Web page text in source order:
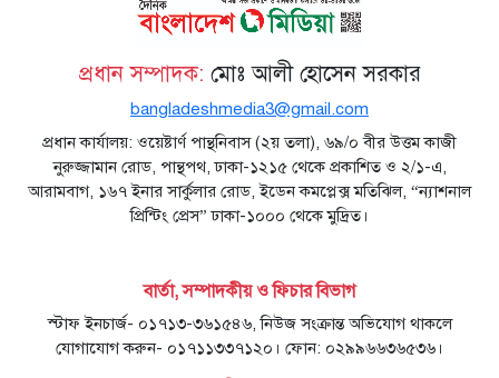
প্রধান সম্পাদক: মোঃ আলী হোসেন সরকার
bangladeshmedia3@gmail.com
প্রধান কার্যালয়: ওয়েষ্টার্ণ পান্থনিবাস (২য় তলা), ৬৯/০ বীর উত্তম কাজী
নুরুজ্জামান রোড, পান্থপথ, ঢাকা-১২১৫ থেকে প্রকাশিত ও ২/১-এ,
আরামবাগ, ১৬৭ ইনার সার্কুলার রোড, ইডেন কমপ্লেক্স মতিঝিল, “ন্যাশনাল
প্রিন্টিং প্রেস” ঢাকা-১০০০ থেকে মুদ্রিত।
বার্তা, সম্পাদকীয় ও ফিচার বিভাগ
স্টাফ ইনচার্জ- ০১৭১৩-৩৬১৫৪৬, নিউজ সংক্রান্ত অভিযোগ থাকলে
যোগাযোগ করুন- ০১৭১১৩৩৭১২০। ফোন: ০২৯৯৬৬৩৬৫৩৬।